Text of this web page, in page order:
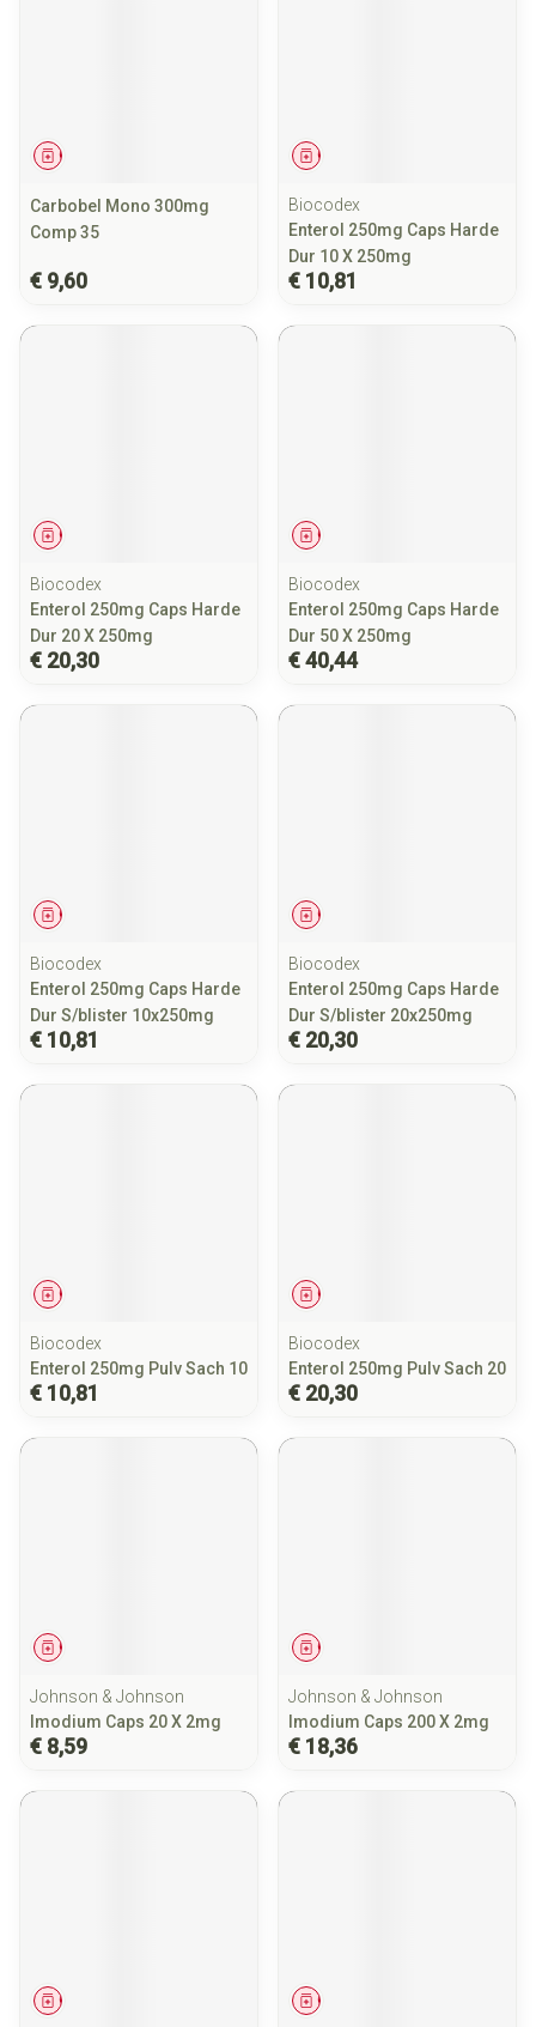
Geneesmiddel
Carbobel Mono 300mg
Comp 35
€ 9,60
Geneesmiddel
Biocodex
Enterol 250mg Caps Harde
Dur 10 X 250mg
€ 10,81
Geneesmiddel
Biocodex
Enterol 250mg Caps Harde
Dur 20 X 250mg
€ 20,30
Geneesmiddel
Biocodex
Enterol 250mg Caps Harde
Dur 50 X 250mg
€ 40,44
Geneesmiddel
Biocodex
Enterol 250mg Caps Harde
Dur S/blister 10x250mg
€ 10,81
Geneesmiddel
Biocodex
Enterol 250mg Caps Harde
Dur S/blister 20x250mg
€ 20,30
Geneesmiddel
Biocodex
Enterol 250mg Pulv Sach 10
€ 10,81
Geneesmiddel
Biocodex
Enterol 250mg Pulv Sach 20
€ 20,30
Geneesmiddel
Johnson & Johnson
Imodium Caps 20 X 2mg
€ 8,59
Geneesmiddel
Johnson & Johnson
Imodium Caps 200 X 2mg
€ 18,36
Geneesmiddel Geneesmiddel